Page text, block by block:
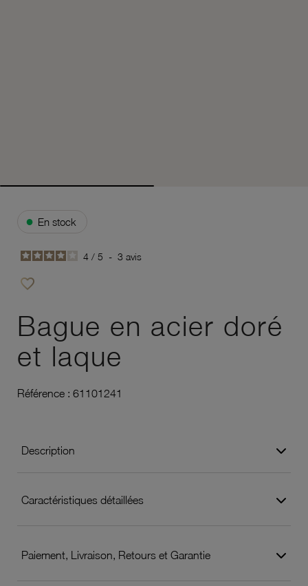
● En stock
4 / 5 - 3 avis
favorite_border
Bague en acier doré
et laque
Référence : 61101241
Description
Caractéristiques détaillées
Paiement, Livraison, Retours et Garantie